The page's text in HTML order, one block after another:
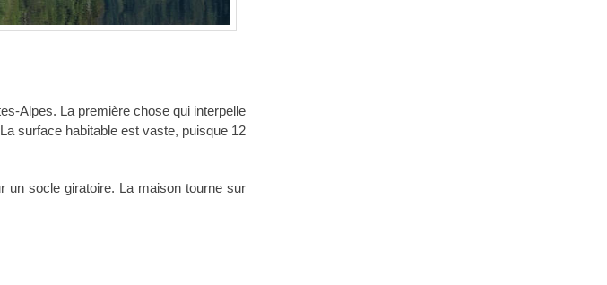
Alpes. La première chose qui interpelle
surface habitable est vaste, puisque 12
un socle giratoire. La maison tourne sur